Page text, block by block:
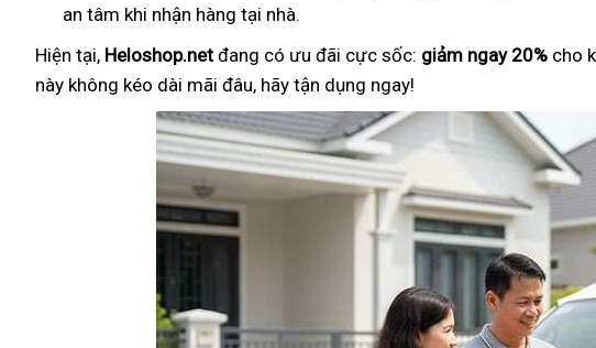
an tâm khi nhận hàng tại nhà.
Hiện tại, Heloshop.net đang có ưu đãi cực sốc: giảm ngay 20% cho
này không kéo dài mãi đâu, hãy tận dụng ngay!